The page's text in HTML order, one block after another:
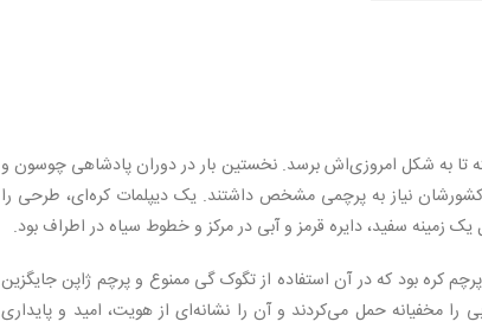
تا به شکل امروزی‌اش برسد. نخستین بار در دوران پادشاهی چوسون و
کشورشان نیاز به پرچمی مشخص داشتند. یک دیپلمات کره‌ای، طرحی را
زمینه سفید، دایره قرمز و آبی در مرکز و خطوط سیاه در اطراف بود.
حساس در سرنوشت پرچم کره بود که در آن استفاده از تگوک ‌گی ممنوع و پرچم ژاپن جایگزین
مخفیانه حمل می‌کردند و آن را نشانه‌ای از هویت، امید و پایداری